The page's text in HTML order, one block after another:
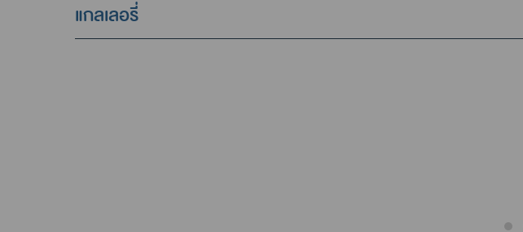
แกลเลอรี่